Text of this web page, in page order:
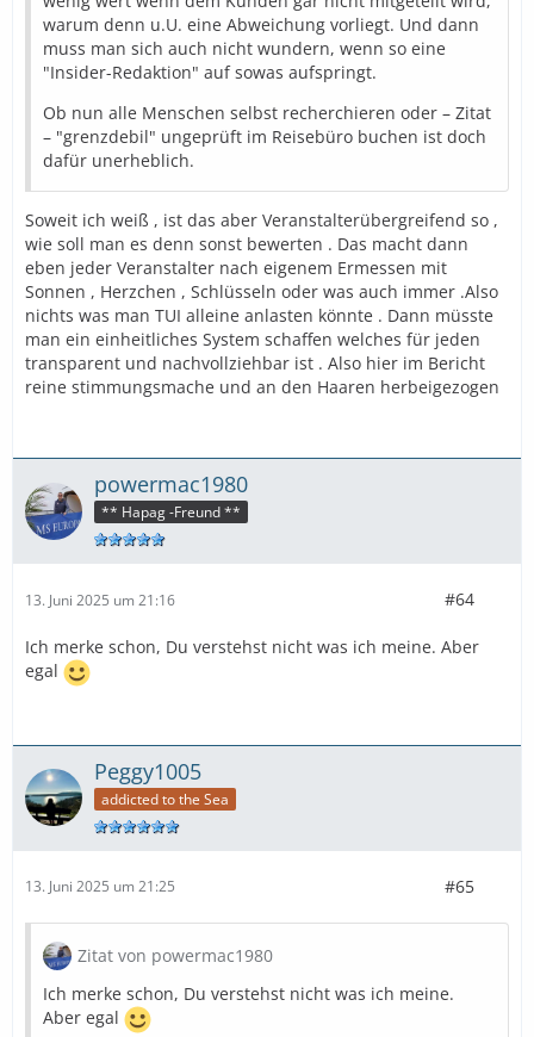
warum denn u.U. eine Abweichung vorliegt. Und dann
muss man sich auch nicht wundern, wenn so eine
"Insider-Redaktion" auf sowas aufspringt.
Ob nun alle Menschen selbst recherchieren oder – Zitat
– "grenzdebil" ungeprüft im Reisebüro buchen ist doch
dafür unerheblich.
Soweit ich weiß , ist das aber Veranstalterübergreifend so ,
wie soll man es denn sonst bewerten . Das macht dann
eben jeder Veranstalter nach eigenem Ermessen mit
Sonnen , Herzchen , Schlüsseln oder was auch immer .Also
nichts was man TUI alleine anlasten könnte . Dann müsste
man ein einheitliches System schaffen welches für jeden
transparent und nachvollziehbar ist . Also hier im Bericht
reine stimmungsmache und an den Haaren herbeigezogen
powermac1980
** Hapag -Freund **
13. Juni 2025 um 21:16 #64
Ich merke schon, Du verstehst nicht was ich meine. Aber
egal
Peggy1005
addicted to the Sea
13. Juni 2025 um 21:25 #65
Zitat von powermac1980
Ich merke schon, Du verstehst nicht was ich meine.
Aber egal